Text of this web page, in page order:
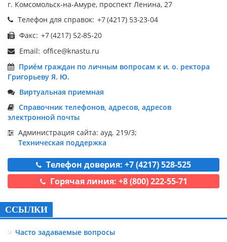
г. Комсомольск-на-Амуре, проспект Ленина, 27
Телефон для справок:
Факс:
Email:
Приём граждан по личным вопросам к и. о. ректора
Григорьеву Я. Ю.
Виртуальная приемная
Справочник телефонов, адресов, адресов
электронной почты
Администрация сайта: ауд. 219/3;
Техническая поддержка
Телефон доверия: +7 (4217) 528-525
Горячая линия: +8 (800) 222-55-71
ССЫЛКИ
Часто задаваемые вопросы